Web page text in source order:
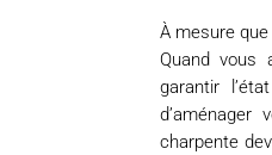
À mesure
Quand vous
garantir
charpente